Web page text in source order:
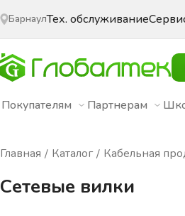
БарнаулТех. обслуживание
Покупателям Партнерам
Главная Каталог Кабельная
Сетевые вилки